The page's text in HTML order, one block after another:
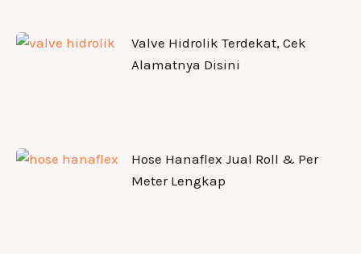
Valve Hidrolik Terdekat, Cek
Alamatnya Disini
Hose Hanaflex Jual Roll & Per
Meter Lengkap